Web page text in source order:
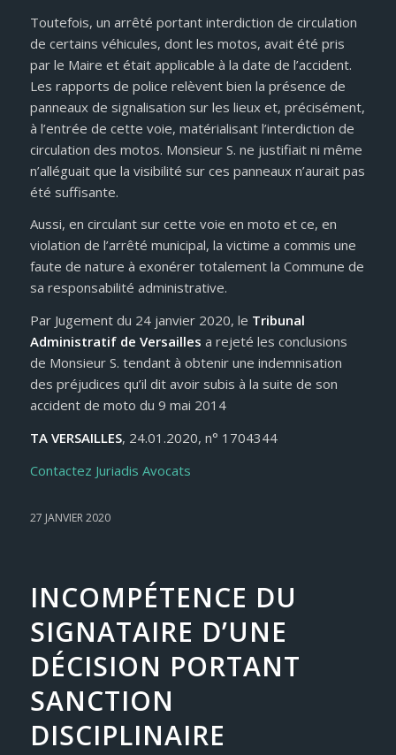
Toutefois, un arrêté portant interdiction de circulation
de certains véhicules, dont les motos, avait été pris
par le Maire et était applicable à la date de l’accident.
Les rapports de police relèvent bien la présence de
panneaux de signalisation sur les lieux et, précisément,
à l’entrée de cette voie, matérialisant l’interdiction de
circulation des motos. Monsieur S. ne justifiait ni même
n’alléguait que la visibilité sur ces panneaux n’aurait pas
été suffisante.
Aussi, en circulant sur cette voie en moto et ce, en
violation de l’arrêté municipal, la victime a commis une
faute de nature à exonérer totalement la Commune de
sa responsabilité administrative.
Par Jugement du 24 janvier 2020, le Tribunal
Administratif de Versailles a rejeté les conclusions
de Monsieur S. tendant à obtenir une indemnisation
des préjudices qu’il dit avoir subis à la suite de son
accident de moto du 9 mai 2014
TA VERSAILLES, 24.01.2020, n° 1704344
Contactez Juriadis Avocats
27 JANVIER 2020
INCOMPÉTENCE DU
SIGNATAIRE D’UNE
DÉCISION PORTANT
SANCTION
DISCIPLINAIRE